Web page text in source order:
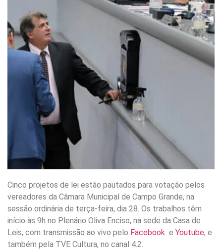
Cinco projetos de lei estão pautados para votação pelos
vereadores da Câmara Municipal de Campo Grande, na
sessão ordinária de terça-feira, dia 28. Os trabalhos têm
início às 9h no Plenário Oliva Enciso, na sede da Casa de
Leis, com transmissão ao vivo pelo Facebook e Youtube, e
também pela TVE Cultura, no canal 4.2.